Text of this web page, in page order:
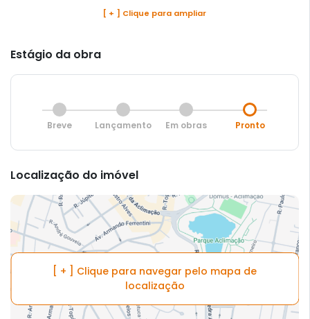
[ + ] Clique para ampliar
Estágio da obra
Breve Lançamento Em obras Pronto
Localização do imóvel
[ + ] Clique para navegar pelo mapa de
localização